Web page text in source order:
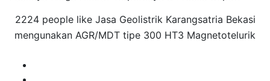
2224 people like Jasa Geolistrik Karangsatria Bekasi
mengunakan AGR/MDT tipe 300 HT3 Magnetotelurik